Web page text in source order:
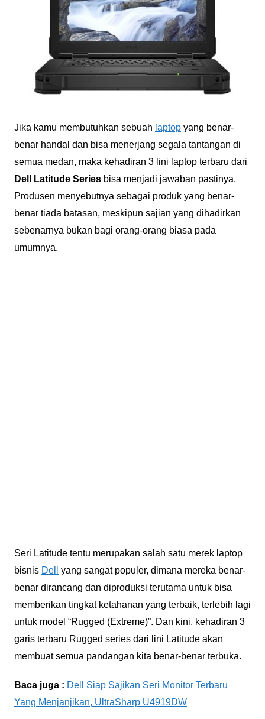
Jika kamu membutuhkan sebuah laptopyang benar-
benar handal dan bisa menerjang segala tantangan di
semua medan, maka kehadiran 3 lini laptop terbaru dari
Dell Latitude Seriesbisa menjadi jawaban pastinya.
Produsen menyebutnya sebagai produk yang benar-
benar tiada batasan, meskipun sajian yang dihadirkan
sebenarnya bukan bagi orang-orang biasa pada
umumnya.
Seri Latitude tentu merupakan salah satu merek laptop
bisnis Dell
yang sangat populer, dimana mereka benar-
benar dirancang dan diproduksi terutama untuk bisa
memberikan tingkat ketahanan yang terbaik, terlebih lagi
untuk model “Rugged (Extreme)”. Dan kini, kehadiran 3
garis terbaru Rugged series dari lini Latitude akan
membuat semua pandangan kita benar-benar terbuka.
Baca juga : Dell Siap Sajikan Seri Monitor Terbaru
Yang Menjanjikan, UltraSharp U4919DW